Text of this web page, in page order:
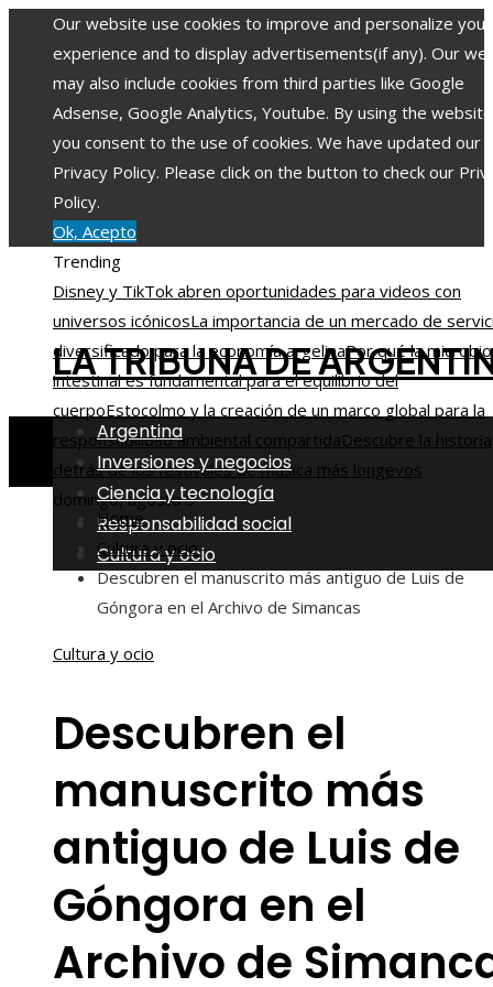
Our website use cookies to improve and personalize your
experience and to display advertisements(if any). Our
may also include cookies from third parties like Google
Adsense, Google Analytics, Youtube. By using the
you consent to the use of cookies. We have updated our
Privacy Policy. Please click on the button to check our
Policy.
Ok, Acepto
Trending
Disney y TikTok abren oportunidades para videos con
universos icónicosLa importancia de un mercado de
diversificado para la economía argelinaPor qué la
intestinal es fundamental para el equilibrio del
cuerpoEstocolmo y la creación de un marco global para la
responsabilidad ambiental compartidaDescubre la historia
detrás de los festivales de música más longevos
domingo, agosto 9
LA TRIBUNA DE
Argentina
Inversiones y negocios
Ciencia y tecnología
Responsabilidad social
Cultura y ocio
Home
Cultura y ocio
Descubren el manuscrito más antiguo de Luis de
Góngora en el Archivo de Simancas
Cultura y ocio
Descubren el
manuscrito más
antiguo de Luis de
Góngora en el
Archivo de